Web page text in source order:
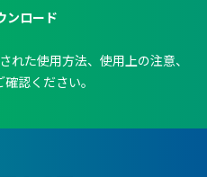
ンロード
た使用方法、使用上の注意、
認ください。